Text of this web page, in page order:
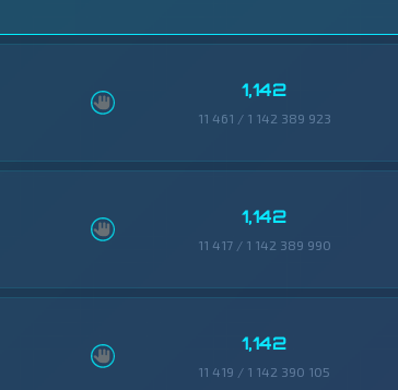
1,142
11 461 / 1 142 389 923
1,142
11 417 / 1 142 389 990
1,142
11 419 / 1 142 390 105